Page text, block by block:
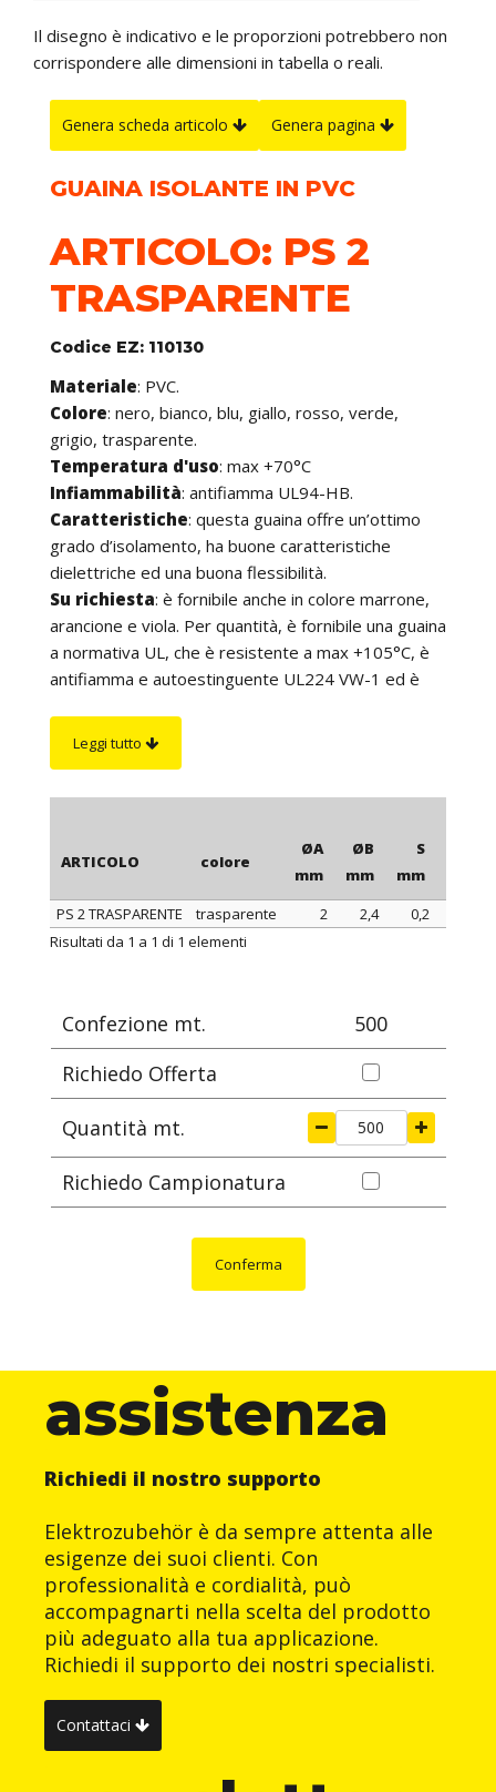
Il disegno è indicativo e le proporzioni potrebbero non
corrispondere alle dimensioni in tabella o reali.
Genera scheda articolo Genera pagina
GUAINA ISOLANTE IN PVC
ARTICOLO: PS 2
TRASPARENTE
Codice EZ: 110130
Materiale: PVC.
Colore: nero, bianco, blu, giallo, rosso, verde,
grigio, trasparente.
Temperatura d'uso: max +70°C
Infiammabilità: antifiamma UL94-HB.
Caratteristiche: questa guaina offre un’ottimo
grado d’isolamento, ha buone caratteristiche
dielettriche ed una buona flessibilità.
Su richiesta: è fornibile anche in colore marrone,
arancione e viola. Per quantità, è fornibile una guaina
a normativa UL, che è resistente a max +105°C, è
antifiamma e autoestinguente UL224 VW-1 ed è
quantità è possibile realizzare guaine con spessore
parete maggiorato ed è possibile fornire ogni
Leggi tutto
ARTICOLO colore
ØA
mm
ØB
mm
S
mm
ARTICOLO colore
PS 2 TRASPARENTE trasparente 2 2,4
0,2
Risultati da 1 a 1 di 1 elementi
Confezione mt.
500
Richiedo Offerta
Quantità mt.
Richiedo Campionatura
Conferma
assistenza
Richiedi il nostro supporto
Elektrozubehör è da sempre attenta alle
esigenze dei suoi clienti. Con
professionalità e cordialità, può
accompagnarti nella scelta del prodotto
più adeguato alla tua applicazione.
Richiedi il supporto dei nostri specialisti.
Contattaci